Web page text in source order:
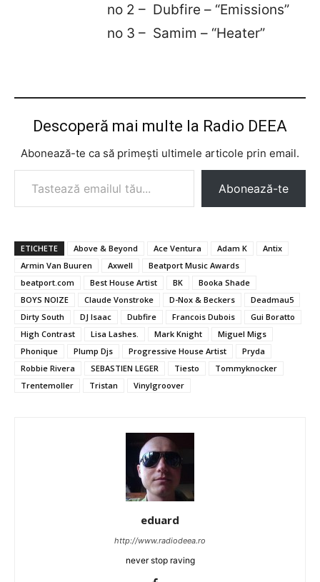
no 2 – Dubfire – “Emissions”
no 3 – Samim – “Heater”
Descoperă mai multe la Radio DEEA
Abonează-te ca să primești ultimele articole prin email.
Tastează emailul tău...
Abonează-te
ETICHETE Above & Beyond Ace Ventura Adam K
Antix
Armin Van Buuren
Axwell
Beatport Music Awards
beatport.com
Best House Artist BK
Booka Shade
BOYS NOIZE
Claude Vonstroke D-Nox & Beckers
Deadmau5
Dirty South
DJ Isaac Dubfire Francois Dubois
Gui Boratto
High Contrast
Lisa Lashes. Mark Knight
Miguel Migs
Phonique
Plump Djs Progressive House Artist
Pryda
Robbie Rivera
SEBASTIEN LEGER Tiesto
Tommyknocker
Trentemoller
Tristan Vinylgroover
eduard
http://www.radiodeea.ro
never stop raving